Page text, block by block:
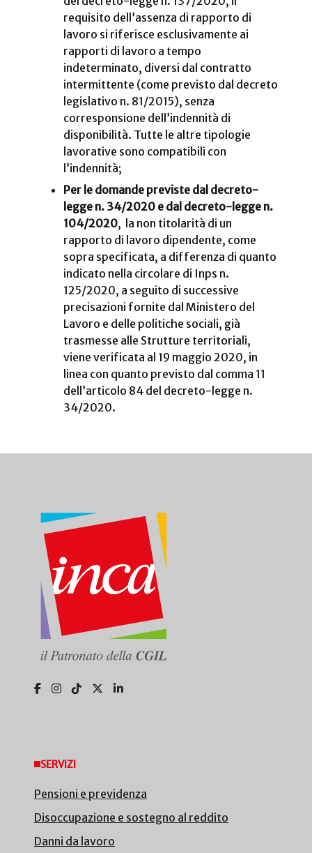
requisito dell’assenza di rapporto di
lavoro si riferisce esclusivamente ai
rapporti di lavoro a tempo
indeterminato, diversi dal contratto
intermittente (come previsto dal decreto
legislativo n. 81/2015), senza
corresponsione dell’indennità di
disponibilità. Tutte le altre tipologie
lavorative sono compatibili con
l’indennità;
Per le domande previste dal decreto-
legge n. 34/2020 e dal decreto-legge n.
104/2020, la non titolarità di un
rapporto di lavoro dipendente, come
sopra specificata, a differenza di quanto
indicato nella circolare di Inps n.
125/2020, a seguito di successive
precisazioni fornite dal Ministero del
Lavoro e delle politiche sociali, già
trasmesse alle Strutture territoriali,
viene verificata al 19 maggio 2020, in
linea con quanto previsto dal comma 11
dell’articolo 84 del decreto-legge n.
34/2020.
SERVIZI
Pensioni e previdenza
Disoccupazione e sostegno al reddito
Danni da lavoro